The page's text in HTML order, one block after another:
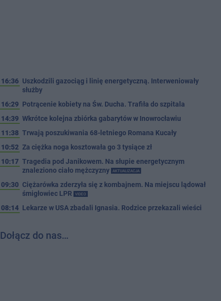
16:36 Uszkodzili gazociąg i linię energetyczną. Interweniowały
służby
16:29 Potrącenie kobiety na Św. Ducha. Trafiła do szpitala
14:39 Wkrótce kolejna zbiórka gabarytów w Inowrocławiu
11:38 Trwają poszukiwania 68-letniego Romana Kucały
10:52 Za ciężka noga kosztowała go 3 tysiące zł
10:17 Tragedia pod Janikowem. Na słupie energetycznym
znaleziono ciało mężczyzny
AKTUALIZACJA
09:30 Ciężarówka zderzyła się z kombajnem. Na miejscu lądował
śmigłowiec LPR
VIDEO
08:14 Lekarze w USA zbadali Ignasia. Rodzice przekazali wieści
Dołącz do nas…